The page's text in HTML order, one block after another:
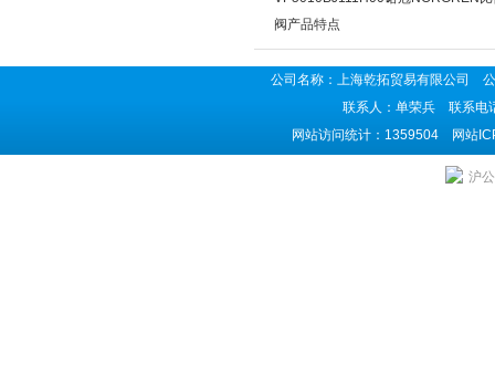
阀产品特点
公司名称：上海乾拓贸易有限公司
联系人：单荣兵 联系电
网站访问统计：1359504 网站
沪